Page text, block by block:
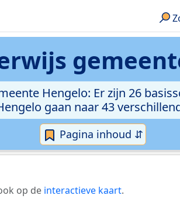
Hengelo: Er zijn 26
gaan naar 43
Pagina inhoud ⇵
op de interactieve kaart.